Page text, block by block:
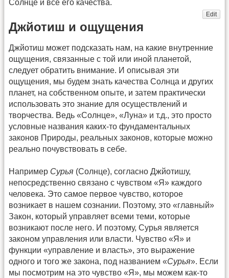
Солнце и все его качества.
Edit
Джйотиш и ощущения
Джйотиш может подсказать нам, на какие внутренние
ощущения, связанные с той или иной планетой,
следует обратить внимание. И описывая эти
ощущения, мы будем знать качества Солнца и других
планет, на собственном опыте, и затем практически
использовать это знание для осуществлений и
творчества. Ведь «Солнце», «Луна» и т.д., это просто
условные названия каких-то фундаментальных
законов Природы, реальных законов, которые можно
реально почувствовать в себе.
Например Сурья (Солнце), согласно Джйотишу,
непосредственно связано с чувством «Я» каждого
человека. Это самое первое чувство, которое
возникает в нашем сознании. Поэтому, это «главный»
Закон, который управляет всеми теми, которые
возникают после него. И поэтому, Сурья является
законом управления или власти. Чувство «Я» и
функции «управление и власть», это выражение
одного и того же закона, под названием «Сурья». Если
мы посмотрим на это чувство «Я», мы можем как-то